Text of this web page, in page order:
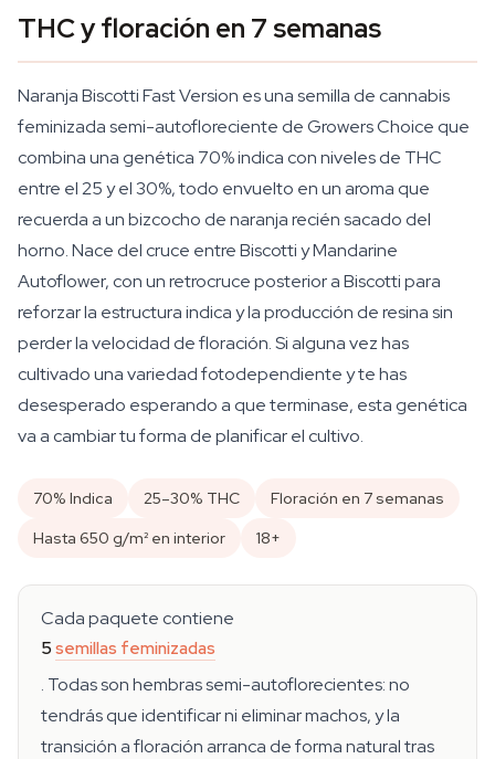
THC y floración en 7 semanas
Naranja Biscotti Fast Version es una semilla de cannabis
feminizada semi-autofloreciente de Growers Choice que
combina una genética 70% indica con niveles de THC
entre el 25 y el 30%, todo envuelto en un aroma que
recuerda a un bizcocho de naranja recién sacado del
horno. Nace del cruce entre Biscotti y Mandarine
Autoflower, con un retrocruce posterior a Biscotti para
reforzar la estructura indica y la producción de resina sin
perder la velocidad de floración. Si alguna vez has
cultivado una variedad fotodependiente y te has
desesperado esperando a que terminase, esta genética
va a cambiar tu forma de planificar el cultivo.
70% Indica 25–30% THC
Floración en 7 semanas
Hasta 650 g/m² en interior
18+
Cada paquete contiene
5semillas feminizadas
. Todas son hembras semi-autoflorecientes: no
tendrás que identificar ni eliminar machos, y la
transición a floración arranca de forma natural tras